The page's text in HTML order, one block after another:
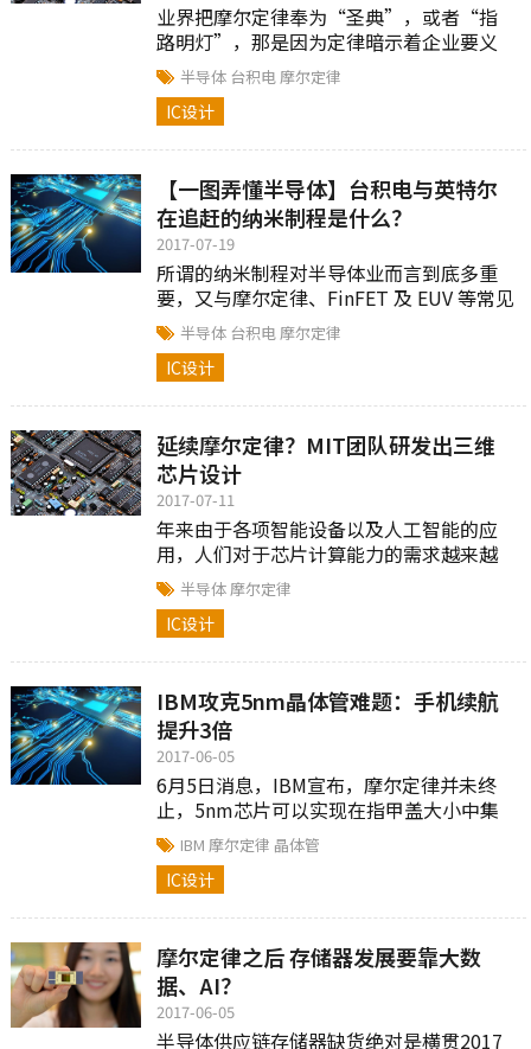
业界把摩尔定律奉为“圣典”，或者“指
路明灯”，那是因为定律暗示着企业要义
无反顾地去跟踪它，否则将出局。
半导体 台积电 摩尔定律
IC设计
【一图弄懂半导体】台积电与英特尔
在追赶的纳米制程是什么？
2017-07-19
所谓的纳米制程对半导体业而言到底多重
要，又与摩尔定律、FinFET 及 EUV 等常见
关键字有什么关联呢？
半导体 台积电 摩尔定律
IC设计
延续摩尔定律？MIT团队研发出三维
芯片设计
2017-07-11
年来由于各项智能设备以及人工智能的应
用，人们对于芯片计算能力的需求越来越
大。半导体 摩尔定律
IC设计
IBM攻克5nm晶体管难题：手机续航
提升3倍
2017-06-05
6月5日消息，IBM宣布，摩尔定律并未终
止，5nm芯片可以实现在指甲盖大小中集
成300亿颗晶体管。
IBM 摩尔定律 晶体管
IC设计
摩尔定律之后 存储器发展要靠大数
据、AI？
2017-06-05
半导体供应链存储器缺货绝对是横贯2017